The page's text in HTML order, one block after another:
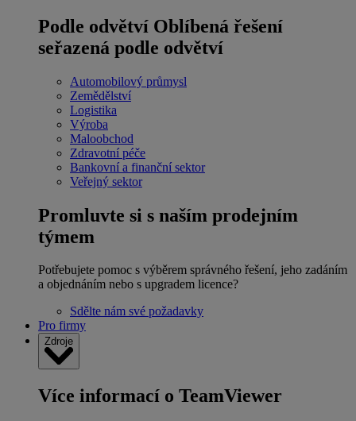
Podle odvětví Oblíbená řešení
seřazená podle odvětví
Automobilový průmysl
Zemědělství
Logistika
Výroba
Maloobchod
Zdravotní péče
Bankovní a finanční sektor
Veřejný sektor
Promluvte si s naším prodejním
týmem
Potřebujete pomoc s výběrem správného řešení, jeho zadáním
a objednáním nebo s upgradem licence?
Sdělte nám své požadavky
Pro firmy
Zdroje
Více informací o TeamViewer